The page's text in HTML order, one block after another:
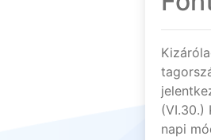
(VI.30.)
napi